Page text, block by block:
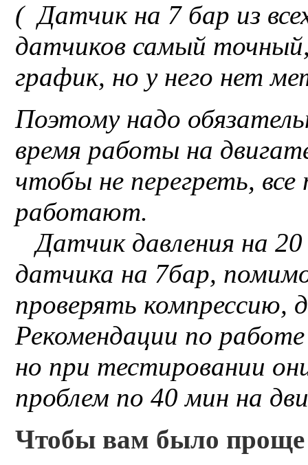
( Датчик на 7 бар из
датчиков самый
график, но у него нет
Поэтому надо
время работы на
чтобы не перегреть,
работают.
Датчик давления на
датчика на 7бар,
проверять компрессию,
Рекомендации по
но при тестировании
проблем по 40 мин на
Чтобы вам было проще